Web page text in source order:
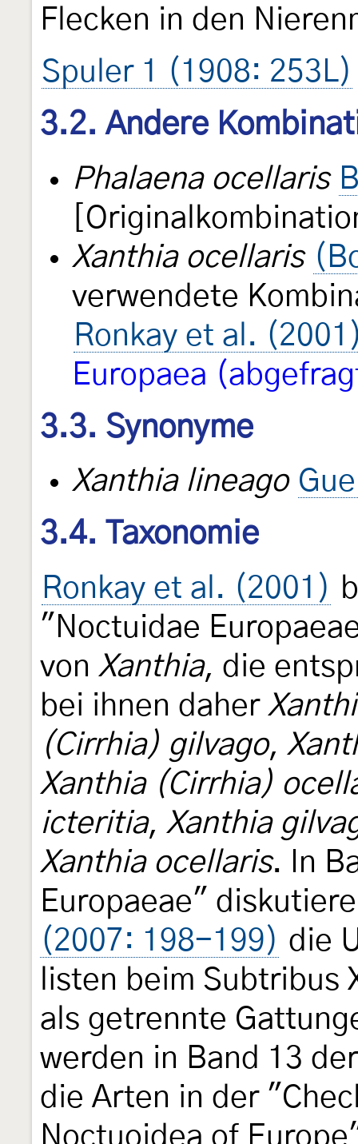
Flecken in den
Spuler 1 (1908: 253L)
3.2. Andere
Phalaena ocellaris
Xanthia ocellaris
verwendete
Ronkay et al.
Europaea
3.3. Synonyme
Xanthia lineago
3.4. Taxonomie
Ronkay et al. (2001)
"Noctuidae
von Xanthia, die
bei ihnen daher
(Cirrhia) gilvago,
Xanthia (Cirrhia)
icteritia, Xanthia
Xanthia ocellaris. In
Europaeae"
(2007: 198-199) die
listen beim Subtribus
als getrennte
werden in Band 13
die Arten in der
Noctuoidea of